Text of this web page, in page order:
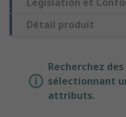
Législation et
Détail produit
Recherchez
sélectionnant
attributs.